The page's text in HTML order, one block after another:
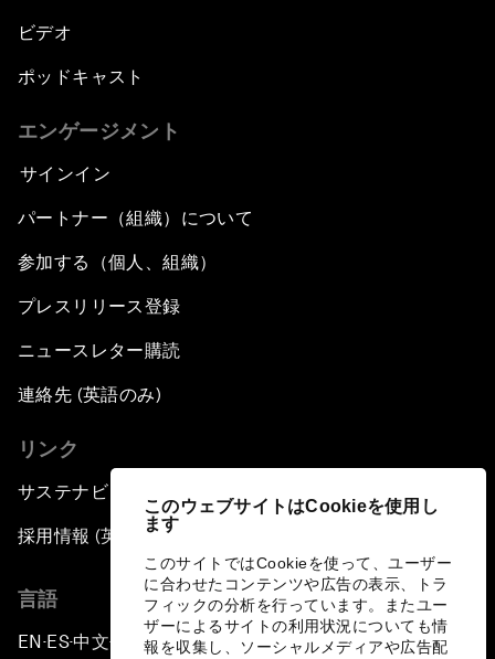
このウェブサイトはCookieを使用し
ます
このサイトではCookieを使って、ユーザー
に合わせたコンテンツや広告の表示、トラ
フィックの分析を行っています。またユー
ザーによるサイトの利用状況についても情
報を収集し、ソーシャルメディアや広告配
ビデオ
ポッドキャスト
エンゲージメント
サインイン
パートナー（組織）について
参加する（個人、組織）
プレスリリース登録
ニュースレター購読
連絡先 (英語のみ)
リンク
サステナビリティへの取り組み
採用情報 (英語のみ)
言語
EN ▪ES▪中文▪ 日本語